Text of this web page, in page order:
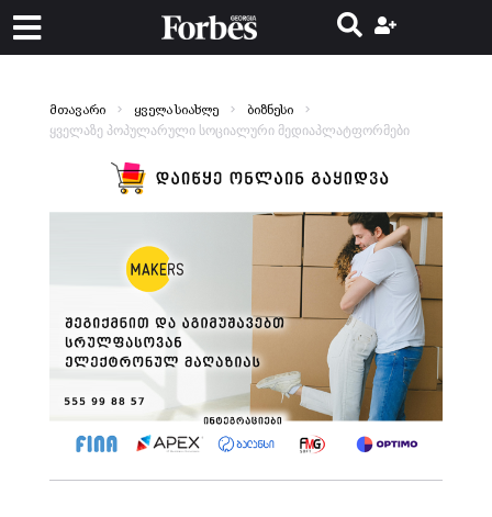
მთავარი ყველა სიახლე ბიზნესი
ყველაზე პოპულარული სოციალური მედიაპლატფორმები